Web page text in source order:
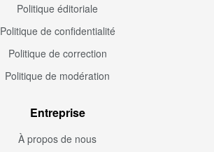
Politique éditoriale
Politique de confidentialité
Politique de correction
Politique de modération
Entreprise
À propos de nous